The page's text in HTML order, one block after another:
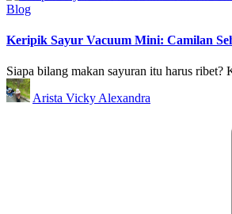
Posted
Blog
Keripik Sayur Vacuum Mini: Camilan
Siapa bilang makan sayuran itu harus
Posted
by
Arista Vicky Alexandra